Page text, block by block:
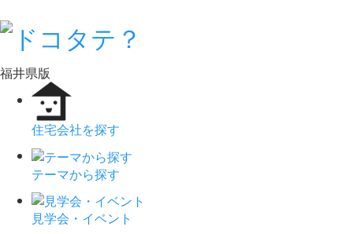
福井県版
住宅会社を探す
テーマから探す
見学会・イベント